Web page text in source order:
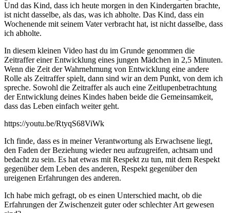
Und das Kind, dass ich heute morgen in den Kindergarten brachte,
ist nicht dasselbe, als das, was ich abholte. Das Kind, dass ein
Wochenende mit seinem Vater verbracht hat, ist nicht dasselbe, dass
ich abholte.
In diesem kleinen Video hast du im Grunde genommen die
Zeitraffer einer Entwicklung eines jungen Mädchen in 2,5 Minuten.
Wenn die Zeit der Wahrnehmung von Entwicklung eine andere
Rolle als Zeitraffer spielt, dann sind wir an dem Punkt, von dem ich
spreche. Sowohl die Zeitraffer als auch eine Zeitlupenbetrachtung
der Entwicklung deines Kindes haben beide die Gemeinsamkeit,
dass das Leben einfach weiter geht.
https://youtu.be/RtyqS68ViWk
Ich finde, dass es in meiner Verantwortung als Erwachsene liegt,
den Faden der Beziehung wieder neu aufzugreifen, achtsam und
bedacht zu sein. Es hat etwas mit Respekt zu tun, mit dem Respekt
gegenüber dem Leben des anderen, Respekt gegenüber den
ureigenen Erfahrungen des anderen.
Ich habe mich gefragt, ob es einen Unterschied macht, ob die
Erfahrungen der Zwischenzeit guter oder schlechter Art gewesen